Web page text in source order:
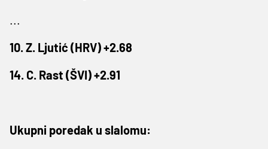
...
10. Z. Ljutić (HRV) +2.68
14. C. Rast (ŠVI) +2.91
Ukupni poredak u slalomu: